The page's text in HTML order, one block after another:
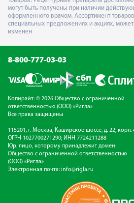
могут быть получены при наличии
оформленного врачом. Ассортимент
специальных предложениях и акциях,
изменен
8-800-777-03-03
Копирайт: © 2026 Общество с ограниченной
ответственностью (ООО) «Ригла»
Все права защищены
115201, г. Москва, Каширское шоссе, д. 22, корп.
ОГРН 1027700271290; ИНН 7724211288
Юр. лицо, которому принадлежит домен:
Общество с ограниченной ответственностью
(ООО) «Ригла»
Электронная почта: info@rigla.ru